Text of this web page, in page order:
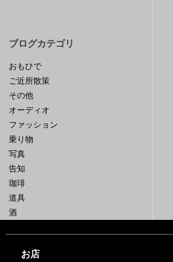
ブログカテゴリ
おもひで
ご近所散策
その他
オーディオ
ファッション
乗り物
写真
告知
珈琲
道具
酒
お店